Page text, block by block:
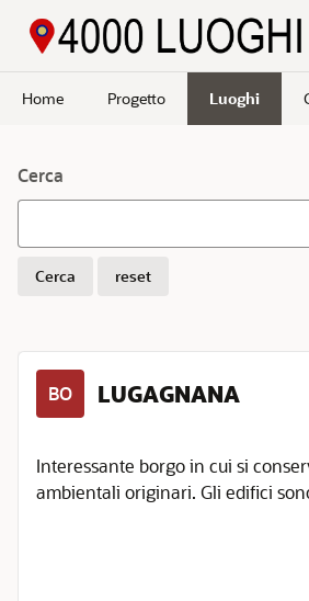
Home Progetto Luoghi
Cerca
Cerca reset
BO LUGAGNANA
Interessante borgo in cui si
ambientali originari. Gli edifici